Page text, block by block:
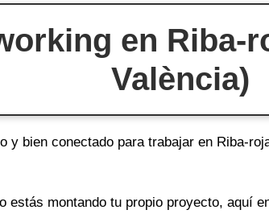
en Riba-
València)
y bien conectado para trabajar en Riba-
estás montando tu propio proyecto, aquí